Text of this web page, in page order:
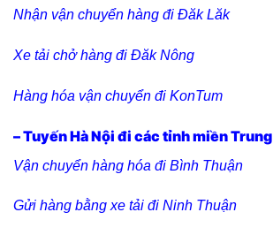
Nhận vận chuyển hàng đi Đăk Lăk
Xe tải chở hàng đi Đăk Nông
Hàng hóa vận chuyển đi KonTum
– Tuyến Hà Nội đi các tỉnh miền Trung
Vận chuyển hàng hóa đi Bình Thuận
Gửi hàng bằng xe tải đi Ninh Thuận